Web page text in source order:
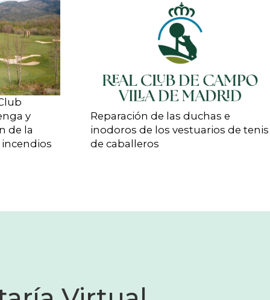
y
de la
Reparación de las duchas e
inodoros de los vestuarios de tenis
de caballeros